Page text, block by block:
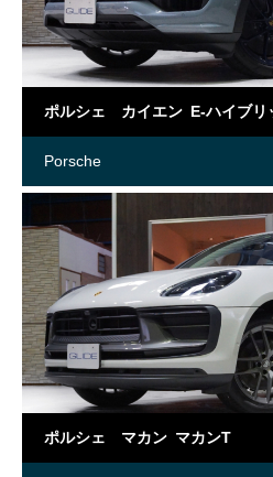
ポルシェ カイエン E-ハイブリ
Porsche
ポルシェ マカン マカンT